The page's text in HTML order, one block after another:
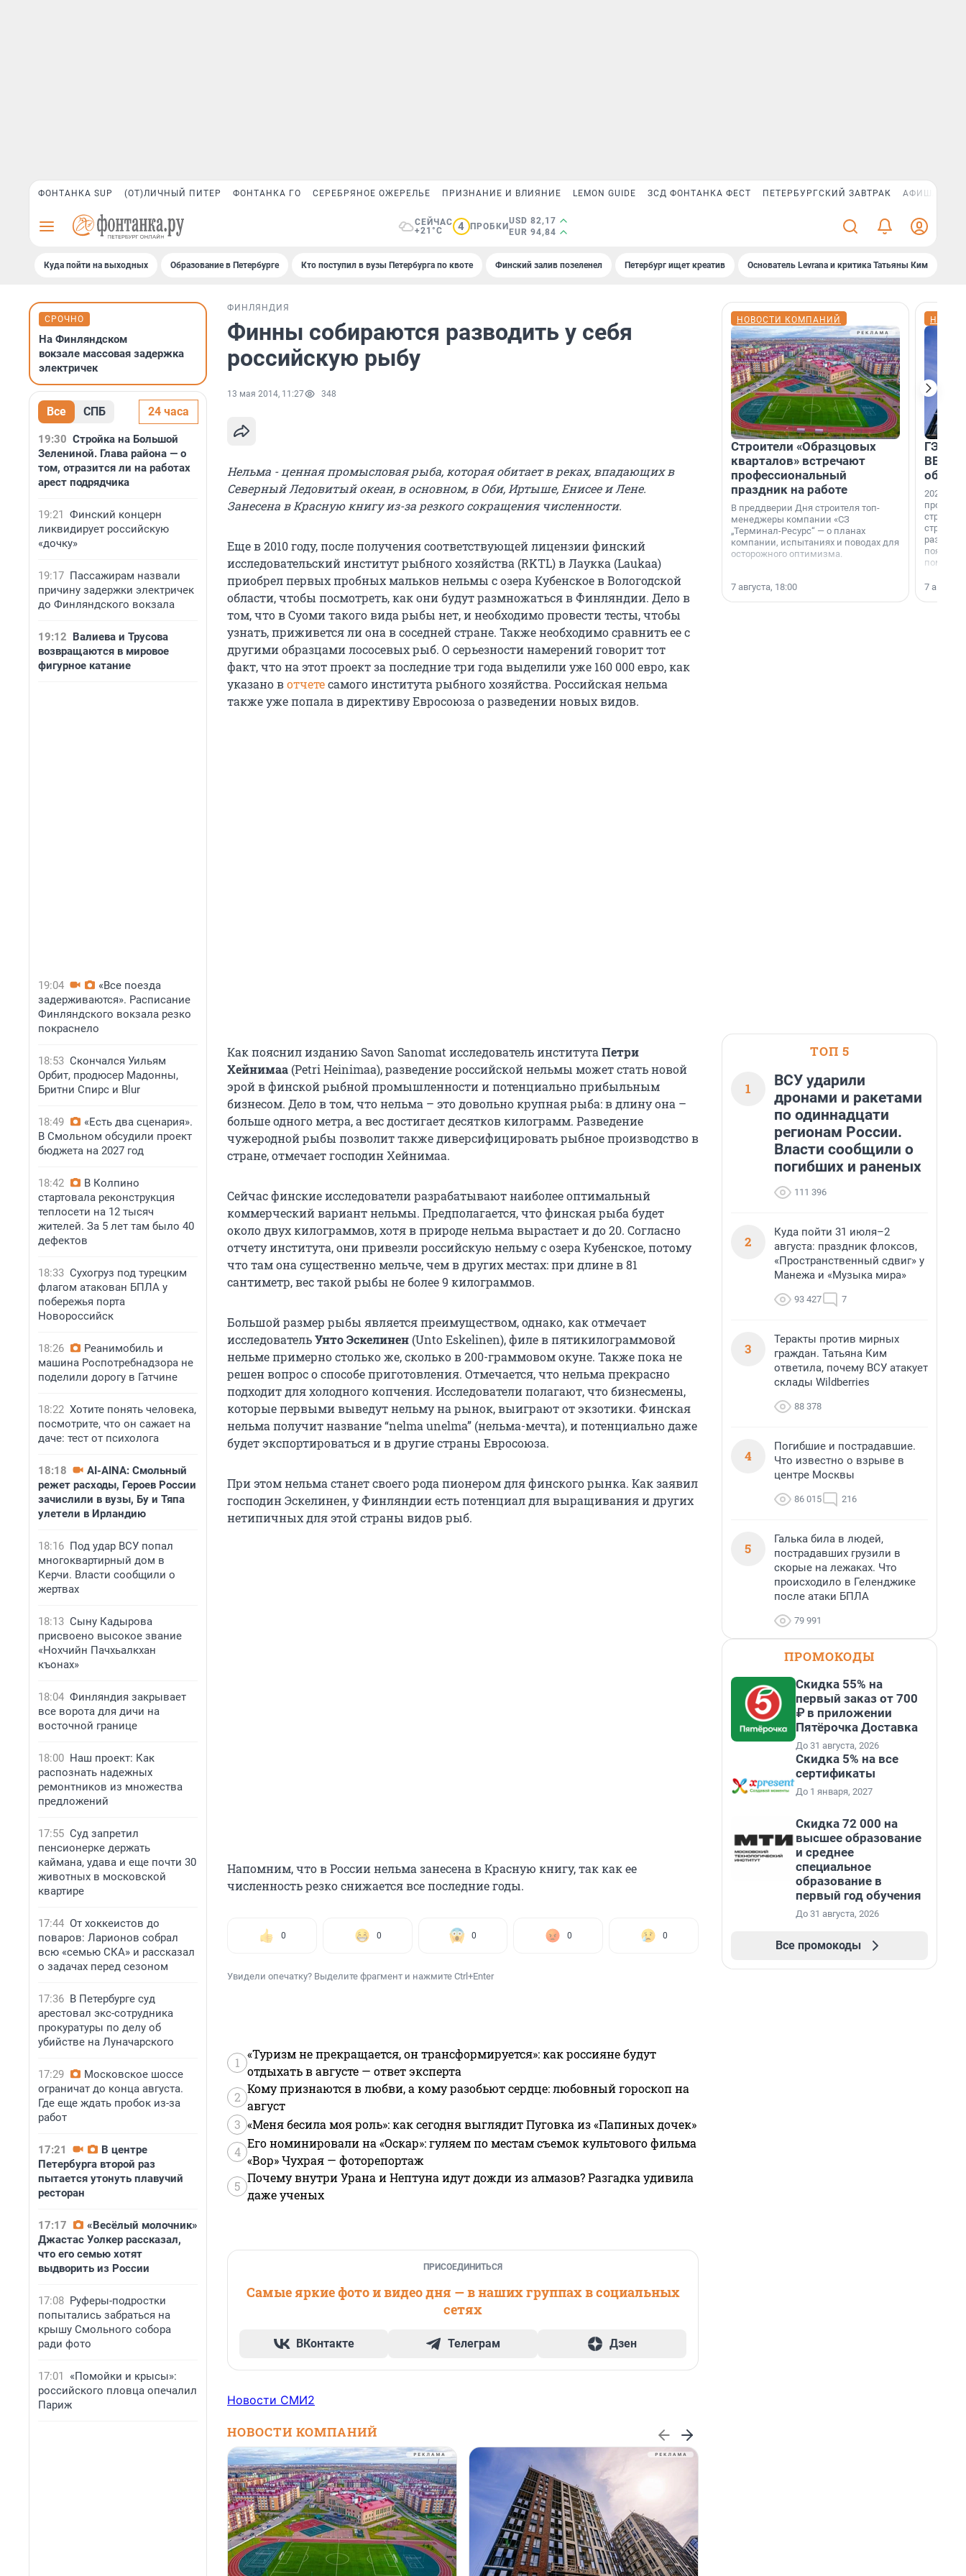
ФОНТАНКА SUP (ОТ)ЛИЧНЫЙ ПИТЕР ФОНТАНКА ГО СЕРЕБРЯНОЕ ОЖЕРЕЛЬЕ ПРИЗНАНИЕ И ВЛИЯНИЕ LEMON GUIDE ЗСД ФОНТАНКА ФЕСТ ПЕТЕРБУРГСКИЙ ЗАВТРАК АФИША PLUS
СЕЙЧАС
+21°C
4 ПРОБКИ
USD 82,17
EUR 94,84
Куда пойти на выходных Образование в Петербурге Кто поступил в вузы Петербурга по квоте Финский залив позеленел Петербург ищет креатив Основатель Levrana и критика Татьяны Ким
СРОЧНО
На Финляндском
вокзале массовая задержка
электричек
Все СПБ 24 часа
19:30 Стройка на Большой
Зелениной. Глава района — о
том, отразится ли на работах
арест подрядчика
19:21 Финский концерн
ликвидирует российскую
«дочку»
19:17 Пассажирам назвали
причину задержки электричек
до Финляндского вокзала
19:12 Валиева и Трусова
возвращаются в мировое
фигурное катание
19:04
«Все поезда
задерживаются». Расписание
Финляндского вокзала резко
покраснело
18:53 Скончался Уильям
Орбит, продюсер Мадонны,
Бритни Спирс и Blur
18:49
«Есть два сценария».
В Смольном обсудили проект
бюджета на 2027 год
18:42
В Колпино
стартовала реконструкция
теплосети на 12 тысяч
жителей. За 5 лет там было 40
дефектов
18:33 Сухогруз под турецким
флагом атакован БПЛА у
побережья порта
Новороссийск
18:26
Реанимобиль и
машина Роспотребнадзора не
поделили дорогу в Гатчине
18:22 Хотите понять человека,
посмотрите, что он сажает на
даче: тест от психолога
18:18
AI-AINA: Смольный
режет расходы, Героев России
зачислили в вузы, Бу и Тяпа
улетели в Ирландию
18:16 Под удар ВСУ попал
многоквартирный дом в
Керчи. Власти сообщили о
жертвах
18:13 Сыну Кадырова
присвоено высокое звание
«Нохчийн Пачхьалкхан
къонах»
18:04 Финляндия закрывает
все ворота для дичи на
восточной границе
18:00 Наш проект: Как
распознать надежных
ремонтников из множества
предложений
17:55 Суд запретил
пенсионерке держать
каймана, удава и еще почти 30
животных в московской
квартире
17:44 От хоккеистов до
поваров: Ларионов собрал
всю «семью СКА» и рассказал
о задачах перед сезоном
17:36 В Петербурге суд
арестовал экс-сотрудника
прокуратуры по делу об
убийстве на Луначарского
17:29
Московское шоссе
ограничат до конца августа.
Где еще ждать пробок из-за
работ
17:21
В центре
Петербурга второй раз
пытается утонуть плавучий
ресторан
17:17
«Весёлый молочник»
Джастас Уолкер рассказал,
что его семью хотят
выдворить из России
17:08 Руферы-подростки
попытались забраться на
крышу Смольного собора
ради фото
17:01
«Помойки и крысы»:
российского пловца опечалил
Париж
ФИНЛЯНДИЯ
Финны собираются разводить у себя
российскую рыбу
13 мая 2014, 11:27 348
Нельма - ценная промысловая рыба, которая обитает в реках, впадающих в
Северный Ледовитый океан, в основном, в Оби, Иртыше, Енисее и Лене.
Занесена в Красную книгу из-за резкого сокращения численности.
Еще в 2010 году, после получения соответствующей лицензии финский
исследовательский институт рыбного хозяйства (RKTL) в Лаукка (Laukaa)
приобрел первых пробных мальков нельмы с озера Кубенское в Вологодской
области, чтобы посмотреть, как они будут размножаться в Финляндии. Дело в
том, что в Суоми такого вида рыбы нет, и необходимо провести тесты, чтобы
узнать, приживется ли она в соседней стране. Также необходимо сравнить ее с
другими образцами лососевых рыб. О серьезности намерений говорит тот
факт, что на этот проект за последние три года выделили уже 160 000 евро, как
указано вотчетесамого института рыбного хозяйства. Российская нельма
также уже попала в директиву Евросоюза о разведении новых видов.
Как пояснил изданию Savon Sanomat исследователь института Петри
Хейнимаа (Petri Heinimaa), разведение российской нельмы может стать новой
эрой в финской рыбной промышленности и потенциально прибыльным
бизнесом. Дело в том, что нельма – это довольно крупная рыба: в длину она –
больше одного метра, а вес достигает десятков килограмм. Разведение
чужеродной рыбы позволит также диверсифицировать рыбное производство в
стране, отмечает господин Хейнимаа.
Сейчас финские исследователи разрабатывают наиболее оптимальный
коммерческий вариант нельмы. Предполагается, что финская рыба будет
около двух килограммов, хотя в природе нельма вырастает и до 20. Согласно
отчету института, они привезли российскую нельму с озера Кубенское, потому
что там она существенно мельче, чем в других местах: при длине в 81
сантиметр, вес такой рыбы не более 9 килограммов.
Большой размер рыбы является преимуществом, однако, как отмечает
исследовательУнто Эскелинен (Unto Eskelinen), филе в пятикилограммовой
нельме примерно столько же, сколько в 200-граммовом окуне. Также пока не
решен вопрос о способе приготовления. Отмечается, что нельма прекрасно
подходит для холодного копчения. Исследователи полагают, что бизнесмены,
которые первыми выведут нельму на рынок, выиграют от экзотики. Финская
нельма получит название “nelma unelma” (нельма-мечта), и потенциально даже
будет экспортироваться и в другие страны Евросоюза.
При этом нельма станет своего рода пионером для финского рынка. Как заявил
господин Эскелинен, у Финляндии есть потенциал для выращивания и других
нетипичных для этой страны видов рыб.
Напомним, что в России нельма занесена в Красную книгу, так как ее
численность резко снижается все последние годы.
0 0 0 0 0
Увидели опечатку? Выделите фрагмент и нажмите Ctrl+Enter
1
«Туризм не прекращается, он трансформируется»: как россияне будут
отдыхать в августе — ответ эксперта
2
Кому признаются в любви, а кому разобьют сердце: любовный гороскоп на
август
3 «Меня бесила моя роль»: как сегодня выглядит Пуговка из «Папиных дочек»
4
Его номинировали на «Оскар»: гуляем по местам съемок культового фильма
«Вор» Чухрая — фоторепортаж
5
Почему внутри Урана и Нептуна идут дожди из алмазов? Разгадка удивила
даже ученых
ПРИСОЕДИНИТЬСЯ
Самые яркие фото и видео дня — в наших группах в социальных
сетях
ВКонтакте Телеграм Дзен
Новости СМИ2
НОВОСТИ КОМПАНИЙ
НОВОСТИ КОМПАНИЙ
Строители «Образцовых
кварталов» встречают
профессиональный
праздник на работе
В преддверии Дня строителя топ-
менеджеры компании «СЗ
„Терминал-Ресурс“ — о планах
компании, испытаниях и поводах для
осторожного оптимизма.
7 августа, 18:00
ГЭС,
ВВП: в
об
2026-й —
раз. В
7
ТОП 5
1
ВСУ ударили
дронами и ракетами
по одиннадцати
регионам России.
Власти сообщили о
погибших и раненых
111 396
2
Куда пойти 31 июля–2
августа: праздник флоксов,
«Пространственный сдвиг» у
Манежа и «Музыка мира»
93 427 7
3
Теракты против мирных
граждан. Татьяна Ким
ответила, почему ВСУ атакует
склады Wildberries
88 378
4
Погибшие и пострадавшие.
Что известно о взрыве в
центре Москвы
86 015 216
5
Галька била в людей,
пострадавших грузили в
скорые на лежаках. Что
происходило в Геленджике
после атаки БПЛА
79 991
ПРОМОКОДЫ
Скидка 55% на
первый заказ от 700
₽ в приложении
Пятёрочка Доставка
До 31 августа, 2026
Скидка 5% на все
сертификаты
До 1 января, 2027
Скидка 72 000 на
высшее образование
и среднее
специальное
образование в
первый год обучения
До 31 августа, 2026
Все промокоды